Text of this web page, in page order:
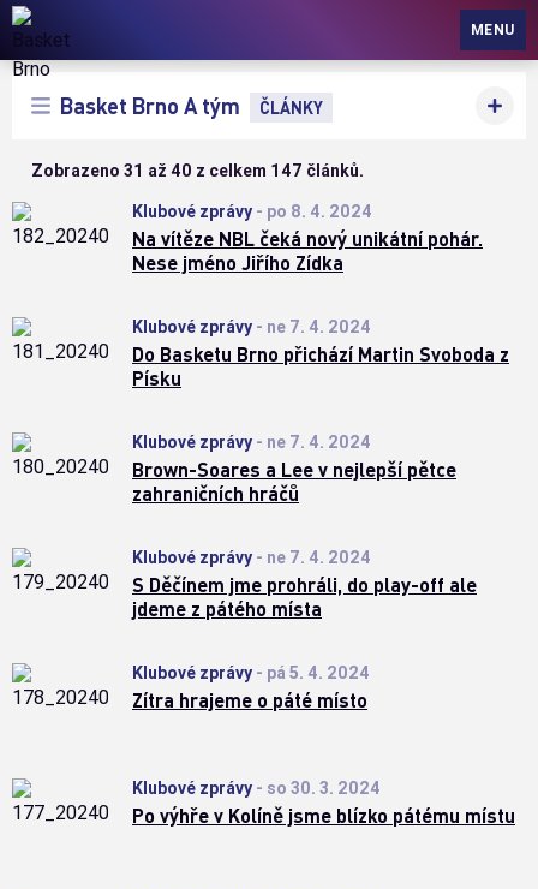
Basket Brno
MENU
Basket Brno A tým ČLÁNKY
Zobrazeno 31 až 40 z celkem 147 článků.
Klubové zprávy - po 8. 4. 2024
Na vítěze NBL čeká nový unikátní pohár.
Nese jméno Jiřího Zídka
Klubové zprávy - ne 7. 4. 2024
Do Basketu Brno přichází Martin Svoboda z
Písku
Klubové zprávy - ne 7. 4. 2024
Brown-Soares a Lee v nejlepší pětce
zahraničních hráčů
Klubové zprávy - ne 7. 4. 2024
S Děčínem jme prohráli, do play-off ale
jdeme z pátého místa
Klubové zprávy - pá 5. 4. 2024
Zítra hrajeme o páté místo
Klubové zprávy - so 30. 3. 2024
Po výhře v Kolíně jsme blízko pátému místu